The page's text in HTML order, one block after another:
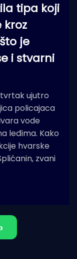
tipa koji
kroz
je
i stvarni
ujutro
policajaca
vode
leđima. Kako
hvarske
zvani